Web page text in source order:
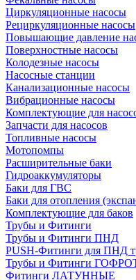
Циркуляционные насосы
Рециркуляционные насосы
Повышающие давление
Поверхностные насосы
Колодезные насосы
Насосные станции
Канализационные насосы
Вибрационные насосы
Комплектующие для
Запчасти для насосов
Топливные насосы
Мотопомпы
Расширительные баки
Гидроаккумуляторы
Баки для ГВС
Баки для отопления
Комплектующие для баков
Трубы и Фитинги
Трубы и Фитинги ПНД
PUSH-Фитинги для ПНД
Трубы и Фитинги
Фитинги ЛАТУННЫЕ